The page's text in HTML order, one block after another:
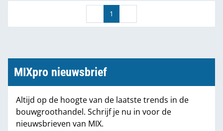
werkelijke BOOST met dit concept. Hoe? Door een
assortiment van topkwaliteit, selectieve distributie,
dealer-specifiek aanbod en een unieke marketing-
1
MIXpro nieuwsbrief
Altijd op de hoogte van de laatste trends in de
bouwgroothandel. Schrijf je nu in voor de
nieuwsbrieven van MIX.